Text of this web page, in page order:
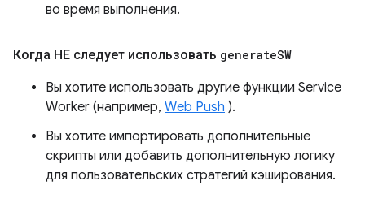
во время выполнения.
Когда НЕ следует использовать generateSW
Вы хотите использовать другие функции Service
Worker (например, Web Push ).
Вы хотите импортировать дополнительные
скрипты или добавить дополнительную логику
для пользовательских стратегий кэширования.